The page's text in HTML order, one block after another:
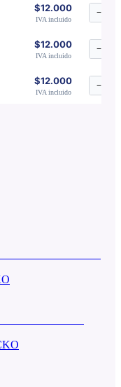
$12.000
IVA incluido
−
$12.000
IVA incluido
−
$12.000
IVA incluido
−